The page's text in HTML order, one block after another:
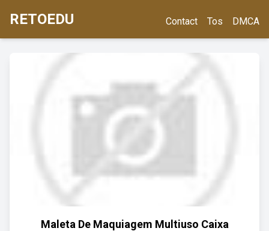
RETOEDU Contact Tos DMCA
Maleta De Maquiagem Multiuso Caixa